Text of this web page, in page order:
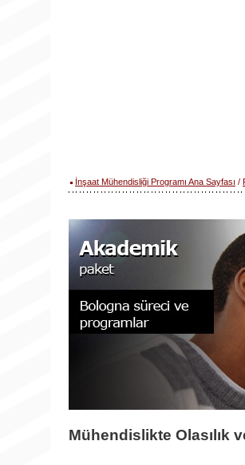
İnşaat Mühendisliği Programı Ana Sayfası /
Mühendislikte Olasılık